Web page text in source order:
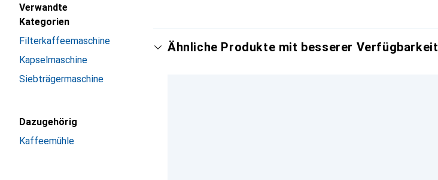
Verwandte
Kategorien
Filterkaffeemaschine
Kapselmaschine
Siebträgermaschine
Dazugehörig
Kaffeemühle
Ähnliche Produkte mit besserer Verfügbarkeit